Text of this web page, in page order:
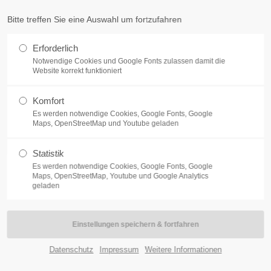
ipsum dolor sit amet:
Cybersteel Inc.
Drop us a line
Bitte treffen Sie eine Auswahl um fortzufahren
Erforderlich
Notwendige Cookies und Google Fonts zulassen damit die
Website korrekt funktioniert
Komfort
Es werden notwendige Cookies, Google Fonts, Google
Maps, OpenStreetMap und Youtube geladen
Statistik
Es werden notwendige Cookies, Google Fonts, Google
Maps, OpenStreetMap, Youtube und Google Analytics
geladen
Datenschutz Impressum Weitere Informationen